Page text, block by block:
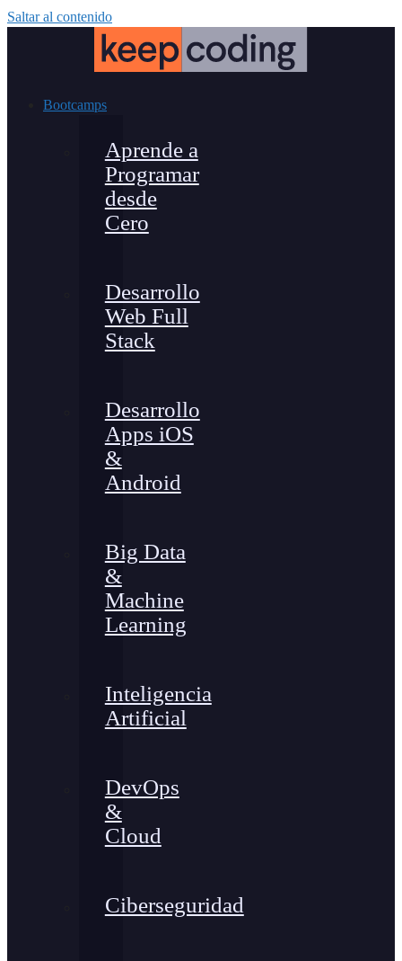
Saltar al contenido
Bootcamps
Aprende a
Programar
desde
Cero
Desarrollo
Web Full
Stack
Desarrollo
Apps iOS
&
Android
Big Data
&
Machine
Learning
Inteligencia
Artificial
DevOps
&
Cloud
Ciberseguridad